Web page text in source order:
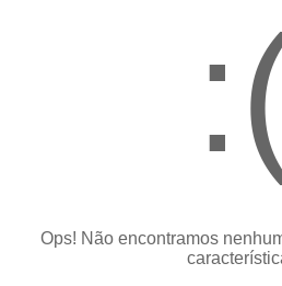
Ops! Não encontramos